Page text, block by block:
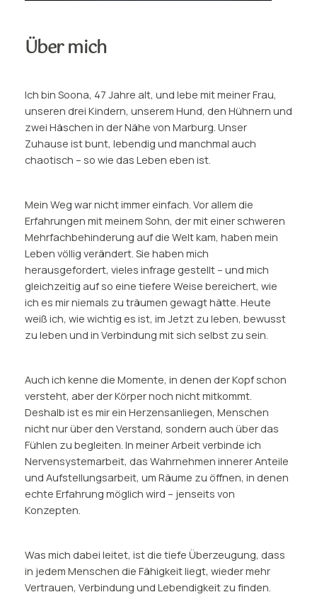
Über mich
Ich bin Soona, 47 Jahre alt, und lebe mit meiner Frau,
unseren drei Kindern, unserem Hund, den Hühnern und
zwei Häschen in der Nähe von Marburg. Unser
Zuhause ist bunt, lebendig und manchmal auch
chaotisch – so wie das Leben eben ist.
Mein Weg war nicht immer einfach. Vor allem die
Erfahrungen mit meinem Sohn, der mit einer schweren
Mehrfachbehinderung auf die Welt kam, haben mein
Leben völlig verändert. Sie haben mich
herausgefordert, vieles infrage gestellt – und mich
gleichzeitig auf so eine tiefere Weise bereichert, wie
ich es mir niemals zu träumen gewagt hätte. Heute
weiß ich, wie wichtig es ist, im Jetzt zu leben, bewusst
zu leben und in Verbindung mit sich selbst zu sein.
Auch ich kenne die Momente, in denen der Kopf schon
versteht, aber der Körper noch nicht mitkommt.
Deshalb ist es mir ein Herzensanliegen, Menschen
nicht nur über den Verstand, sondern auch über das
Fühlen zu begleiten. In meiner Arbeit verbinde ich
Nervensystemarbeit, das Wahrnehmen innerer Anteile
und Aufstellungsarbeit, um Räume zu öffnen, in denen
echte Erfahrung möglich wird – jenseits von
Konzepten.
Was mich dabei leitet, ist die tiefe Überzeugung, dass
in jedem Menschen die Fähigkeit liegt, wieder mehr
Vertrauen, Verbindung und Lebendigkeit zu finden.